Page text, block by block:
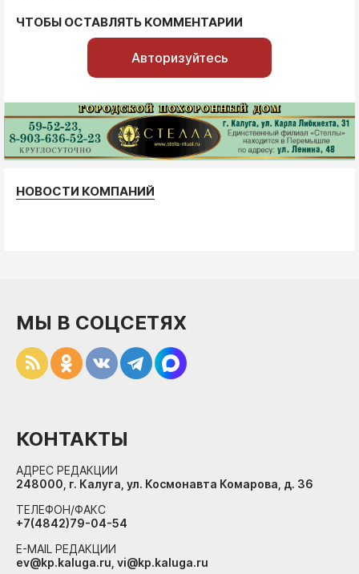
ЧТОБЫ ОСТАВЛЯТЬ КОММЕНТАРИИ
Авторизуйтесь
НОВОСТИ КОМПАНИЙ
МЫ В СОЦСЕТЯХ
КОНТАКТЫ
АДРЕС РЕДАКЦИИ
248000, г. Калуга, ул. Космонавта Комарова, д. 36
ТЕЛЕФОН/ФАКС
+7(4842)79-04-54
E-MAIL РЕДАКЦИИ
ev@kp.kaluga.ru, vi@kp.kaluga.ru